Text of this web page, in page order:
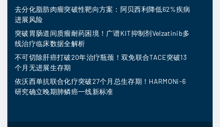
去分化脂肪肉瘤突破性靶向方案：阿贝西利降低62%疾病
进展风险
突破胃肠道间质瘤耐药困境！广谱KIT抑制剂Velzatinib多
线治疗临床数据全解析
不可切除肝癌打破20年治疗瓶颈！双免联合TACE突破13
个月无进展生存期
依沃西单抗联合化疗突破27个月总生存期！HARMONi-6
研究确立晚期肺鳞癌一线新标准